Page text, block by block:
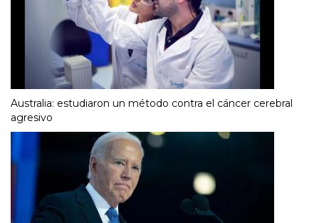
Australia: estudiaron un método contra el cáncer cerebral
agresivo